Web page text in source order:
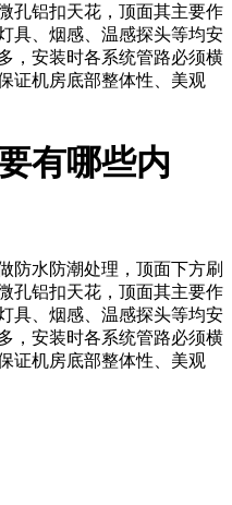
孔铝扣天花，顶面其主要作
具、烟感、温感探头等均安
，安装时各系统管路必须横
证机房底部整体性、美观
有哪些内
防水防潮处理，顶面下方刷
孔铝扣天花，顶面其主要作
具、烟感、温感探头等均安
，安装时各系统管路必须横
证机房底部整体性、美观